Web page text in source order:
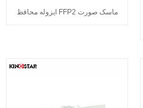
ماسک صورت FFP2 ایزوله محافظ